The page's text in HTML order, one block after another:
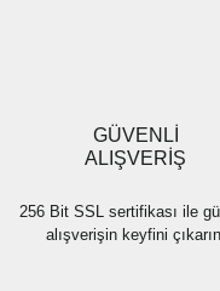
GÜVENLİ
ALIŞVERİŞ
256 Bit SSL sertifikası ile
alışverişin keyfini